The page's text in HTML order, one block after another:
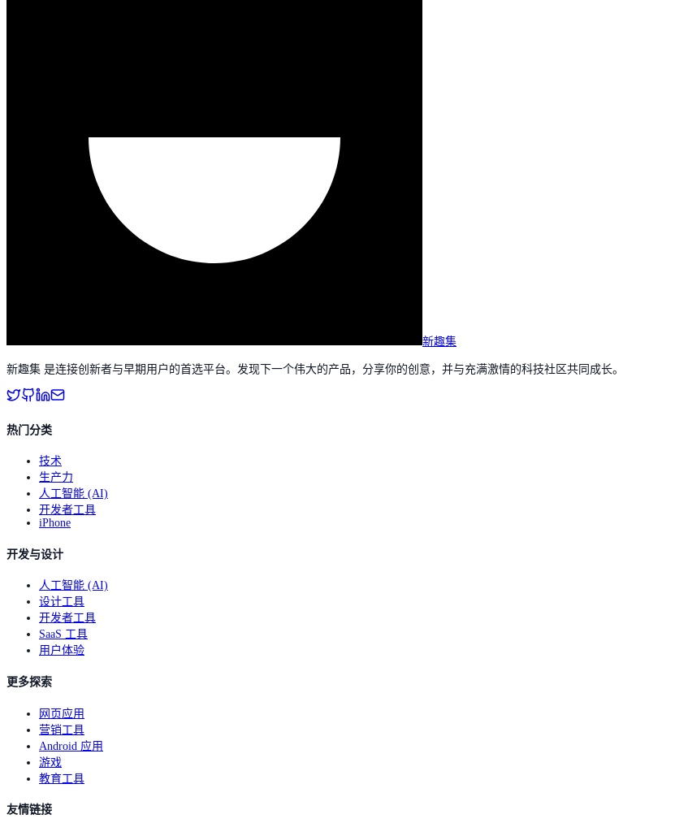
新趣集
新趣集 是连接创新者与早期用户的首选平台。发现下一个伟大的产品，分享你的创意，并与充满激情的科技社区共同成长。
热门分类
技术
生产力
人工智能 (AI)
开发者工具
iPhone
开发与设计
人工智能 (AI)
设计工具
开发者工具
SaaS 工具
用户体验
更多探索
网页应用
营销工具
Android 应用
游戏
教育工具
友情链接